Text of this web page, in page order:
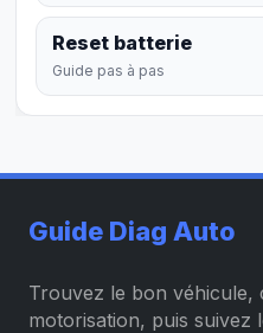
Reset batterie
Guide pas à pas
Guide Diag Auto
Trouvez le bon véhicule,
motorisation, puis suivez